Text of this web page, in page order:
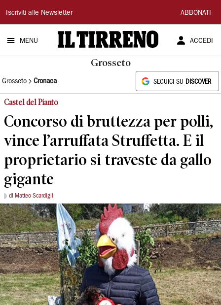
Il
Tirreno
Iscriviti alle Newsletter ABBONATI
MENU ACCEDI
Grosseto
Grosseto Cronaca SEGUICI SU DISCOVER
Castel del Pianto
Concorso di bruttezza per polli,
vince l’arruffata Struffetta. E il
proprietario si traveste da gallo
gigante
di Matteo Scardigli